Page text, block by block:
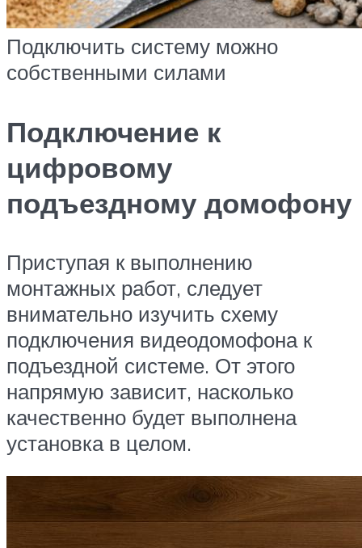
Подключить систему можно
собственными силами
Подключение к
цифровому
подъездному домофону
Приступая к выполнению
монтажных работ, следует
внимательно изучить схему
подключения видеодомофона к
подъездной системе. От этого
напрямую зависит, насколько
качественно будет выполнена
установка в целом.